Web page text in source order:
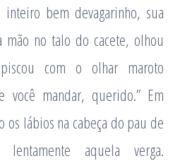
bem devagarinho, sua
mão no talo do cacete, olhou
com o olhar maroto
você mandar, querido.” Em
os lábios na cabeça do pau de
lentamente aquela verga.